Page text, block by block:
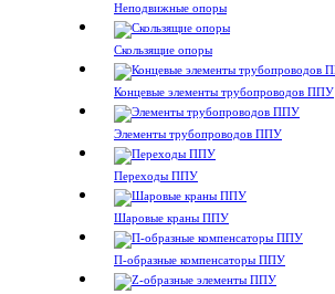
Неподвижные опоры
Скользящие опоры
Концевые элементы трубопроводов ППУ
Элементы трубопроводов ППУ
Переходы ППУ
Шаровые краны ППУ
П-образные компенсаторы ППУ